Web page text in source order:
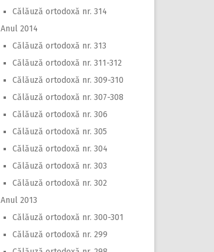
Călăuză ortodoxă nr. 314
Anul 2014
Călăuză ortodoxă nr. 313
Călăuză ortodoxă nr. 311-312
Călăuză ortodoxă nr. 309-310
Călăuză ortodoxă nr. 307-308
Călăuză ortodoxă nr. 306
Călăuză ortodoxă nr. 305
Călăuză ortodoxă nr. 304
Călăuză ortodoxă nr. 303
Călăuză ortodoxă nr. 302
Anul 2013
Călăuză ortodoxă nr. 300-301
Călăuză ortodoxă nr. 299